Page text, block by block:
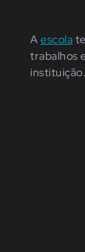
Aescola
trabalhos